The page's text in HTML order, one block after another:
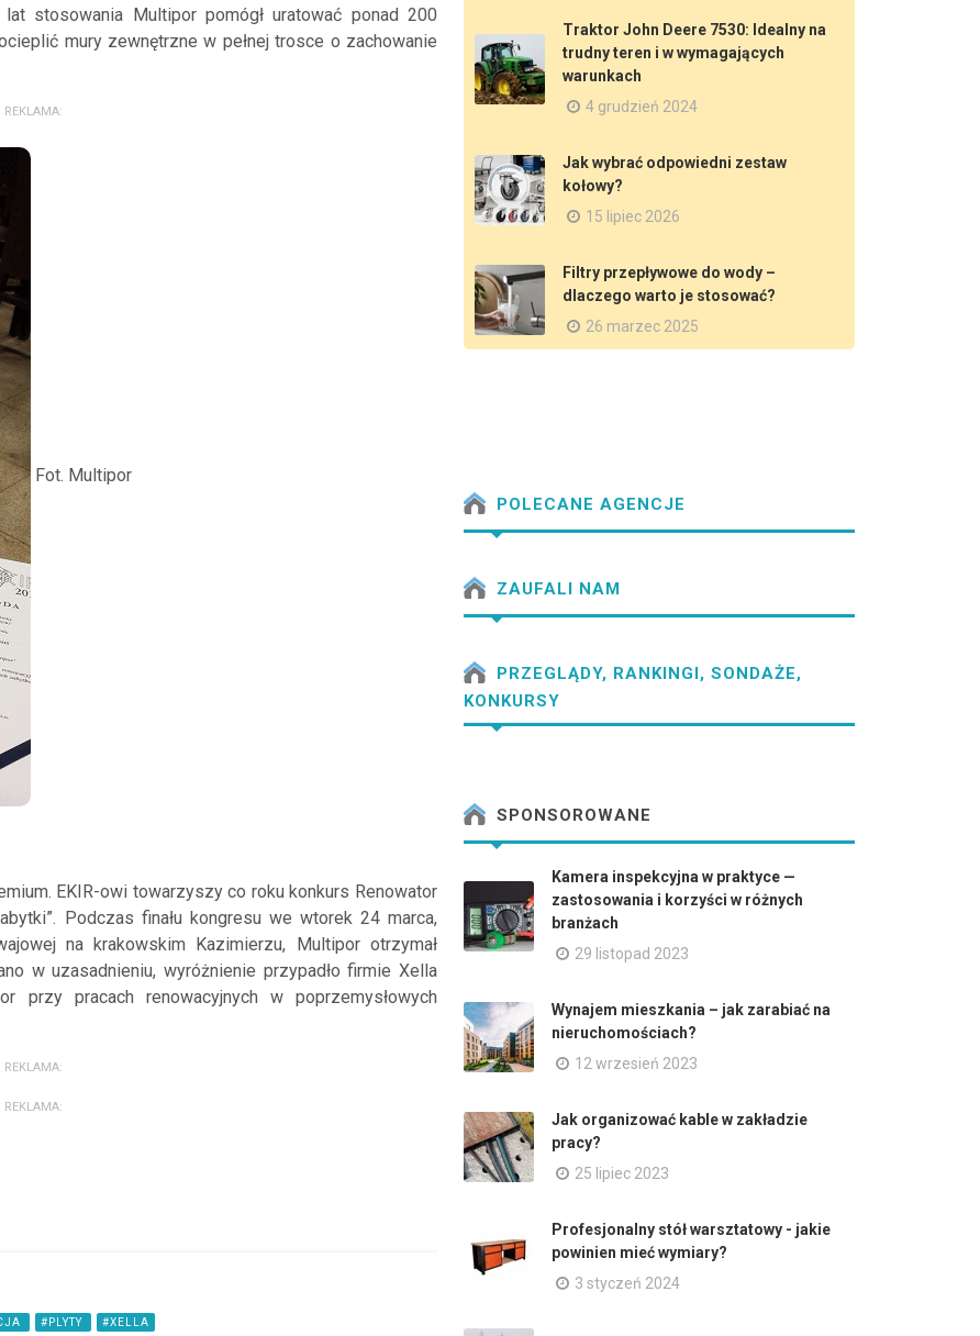
stosowania Multipor pomógł uratować ponad 200
mury zewnętrzne w pełnej trosce o zachowanie
REKLAMA:
Fot. Multipor
EKIR-owi towarzyszy co roku konkurs Renowator
Podczas finału kongresu we wtorek 24 marca,
na krakowskim Kazimierzu, Multipor otrzymał
w uzasadnieniu, wyróżnienie przypadło firmie Xella
przy pracach renowacyjnych w poprzemysłowych
REKLAMA:
REKLAMA:
#PLYTY #XELLA
Traktor John Deere 7530: Idealny na
trudny teren i w wymagających
warunkach
4 grudzień 2024
Jak wybrać odpowiedni zestaw
kołowy?
15 lipiec 2026
Filtry przepływowe do wody –
dlaczego warto je stosować?
26 marzec 2025
POLECANE AGENCJE
ZAUFALI NAM
PRZEGLĄDY, RANKINGI, SONDAŻE,
KONKURSY
SPONSOROWANE
Kamera inspekcyjna w praktyce —
zastosowania i korzyści w różnych
branżach
29 listopad 2023
Wynajem mieszkania – jak zarabiać na
nieruchomościach?
12 wrzesień 2023
Jak organizować kable w zakładzie
pracy?
25 lipiec 2023
Profesjonalny stół warsztatowy - jakie
powinien mieć wymiary?
3 styczeń 2024